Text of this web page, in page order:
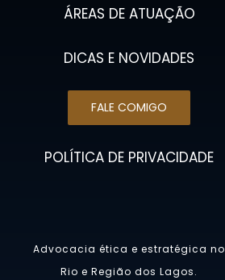
ÁREAS DE ATUAÇÃO
DICAS E NOVIDADES
FALE COMIGO
POLÍTICA DE PRIVACIDADE
Advocacia ética e estratégica no
Rio e Região dos Lagos.